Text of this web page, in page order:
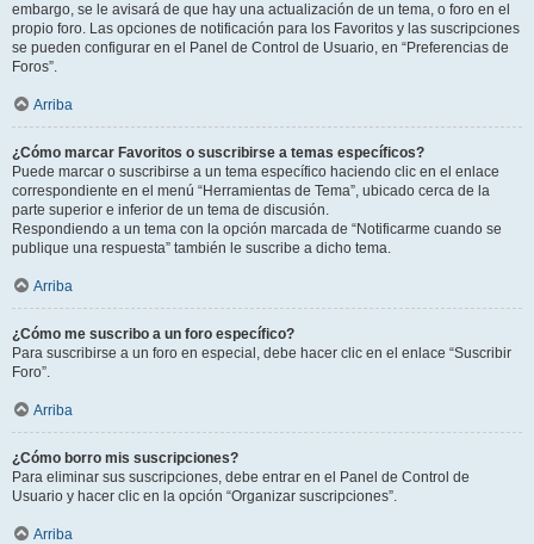
embargo, se le avisará de que hay una actualización de un tema, o foro en el
propio foro. Las opciones de notificación para los Favoritos y las suscripciones
se pueden configurar en el Panel de Control de Usuario, en “Preferencias de
Foros”.
Arriba
¿Cómo marcar Favoritos o suscribirse a temas específicos?
Puede marcar o suscribirse a un tema específico haciendo clic en el enlace
correspondiente en el menú “Herramientas de Tema”, ubicado cerca de la
parte superior e inferior de un tema de discusión.
Respondiendo a un tema con la opción marcada de “Notificarme cuando se
publique una respuesta” también le suscribe a dicho tema.
Arriba
¿Cómo me suscribo a un foro específico?
Para suscribirse a un foro en especial, debe hacer clic en el enlace “Suscribir
Foro”.
Arriba
¿Cómo borro mis suscripciones?
Para eliminar sus suscripciones, debe entrar en el Panel de Control de
Usuario y hacer clic en la opción “Organizar suscripciones”.
Arriba